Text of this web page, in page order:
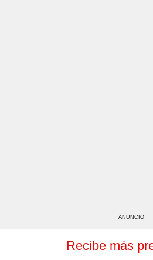
ANUNCIO
Recibe más